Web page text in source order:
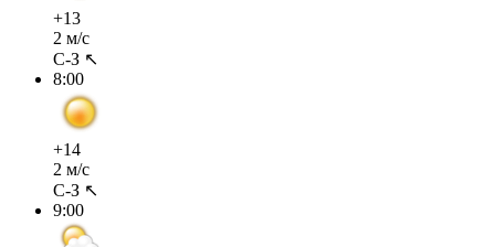
+13
2 м/с
С-З ↖
8:00
+14
2 м/с
С-З ↖
9:00